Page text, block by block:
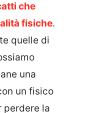
che
fisiche.
quelle di
una
un fisico
perdere la